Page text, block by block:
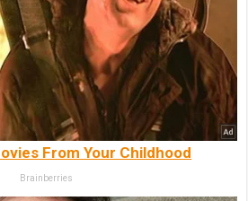
From Your Childhood
Brainberries